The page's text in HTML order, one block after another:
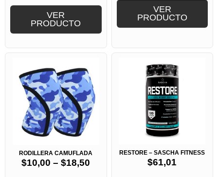
VER
PRODUCTO
VER
PRODUCTO
RODILLERA CAMUFLADA
$10,00 – $18,50
RESTORE – SASCHA FITNESS
$61,01